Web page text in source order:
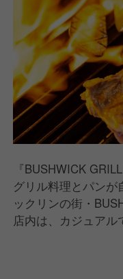
『BUSHWICK
グリル料理とパン
ックリンの街・
店内は、カジュア